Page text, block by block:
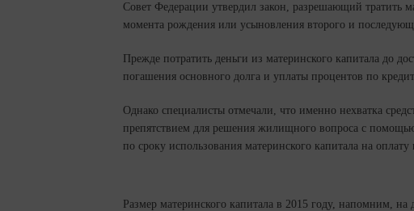
Совет Федерации утвердил закон, разрешающий тратить
момента рождения или усыновления второго и
Прежде потратить деньги из материнского капитала до
погашения основного долга и уплаты процентов по
Однако специалисты отмечали, что именно нехватка
препятствием для решения жилищного вопроса с
по сроку использования материнского капитала на оплату
Размер материнского капитала в 2015 году, напомним,